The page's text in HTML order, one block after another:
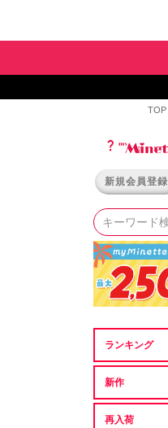
TOP
新規会員登録
ランキング
新作
再入荷